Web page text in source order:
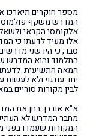
מספר חוקרים
המדרש משקף פולמוס
אלקומסי הקראי
סבר, כי היו שני
התלמוד והוא המדרש
המאה התשיעית.
יחד עם גוי ולא לעשות
לבין מקורות סוריים
א"א אורבך בחן את
מחבר המדרש לא
המקורות שעמדו בפני